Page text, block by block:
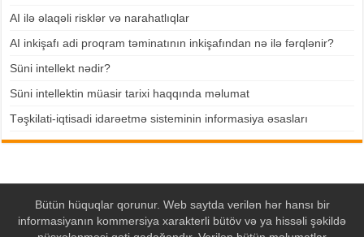
AI ilə əlaqəli risklər və narahatlıqlar
AI inkişafı adi proqram təminatının inkişafından nə ilə fərqlənir?
Süni intellekt nədir?
Süni intellektin müasir tarixi haqqında məlumat
Təşkilati-iqtisadi idarəetmə sisteminin informasiya əsasları
Bütün hüquqlar qorunur. Web saytda verilən hər hansı bir
informasiyanın kommersiya xarakterli bütöv və ya hissəli şəkildə